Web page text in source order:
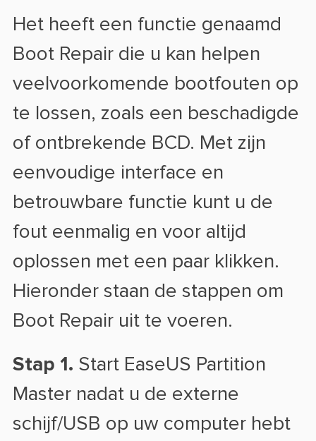
Het heeft een functie genaamd
Boot Repair die u kan helpen
veelvoorkomende bootfouten op
te lossen, zoals een beschadigde
of ontbrekende BCD. Met zijn
eenvoudige interface en
betrouwbare functie kunt u de
fout eenmalig en voor altijd
oplossen met een paar klikken.
Hieronder staan de stappen om
Boot Repair uit te voeren.
Stap 1. Start EaseUS Partition
Master nadat u de externe
schijf/USB op uw computer hebt